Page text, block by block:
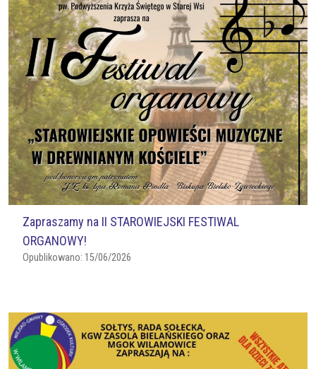
Zapraszamy na II STAROWIEJSKI FESTIWAL
ORGANOWY!
Opublikowano: 15/06/2026